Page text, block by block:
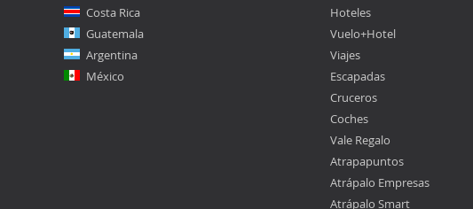
Costa Rica
Guatemala
Argentina
México
Hoteles
Vuelo+Hotel
Viajes
Escapadas
Cruceros
Coches
Vale Regalo
Atrapapuntos
Atrápalo Empresas
Atrápalo Smart